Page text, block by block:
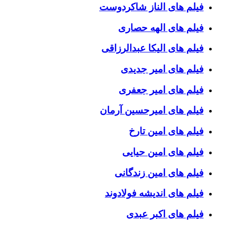
فیلم های الناز شاکردوست
فیلم های الهه حصاری
فیلم های الیکا عبدالرزاقی
فیلم های امیر جدیدی
فیلم های امیر جعفری
فیلم های امیرحسین آرمان
فیلم های امین تارخ
فیلم های امین حیایی
فیلم های امین زندگانی
فیلم های اندیشه فولادوند
فیلم های اکبر عبدی